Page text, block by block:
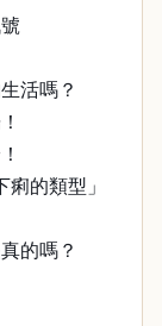
活嗎？
的類型」
的嗎？